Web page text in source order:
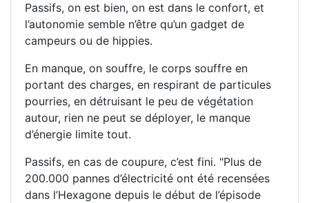
Passifs, on est bien, on est dans le confort, et
l’autonomie semble n’être qu’un gadget de
campeurs ou de hippies.
En manque, on souffre, le corps souffre en
portant des charges, en respirant de particules
pourries, en détruisant le peu de végétation
autour, rien ne peut se déployer, le manque
d’énergie limite tout.
Passifs, en cas de coupure, c’est fini. "Plus de
200.000 pannes d’électricité ont été recensées
dans l’Hexagone depuis le début de l’épisode